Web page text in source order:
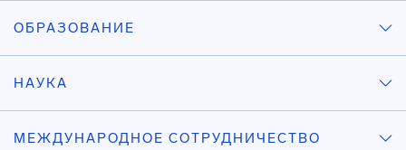
ОБРАЗОВАНИЕ
НАУКА
МЕЖДУНАРОДНОЕ СОТРУДНИЧЕСТВО